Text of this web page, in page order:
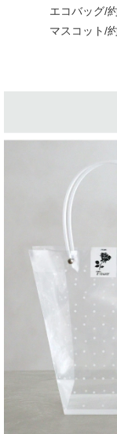
エコバッグ/約
マスコット/約